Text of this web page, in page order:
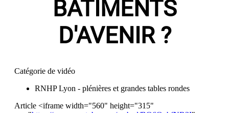
BÂTIMENTS
D'AVENIR ?
Catégorie de vidéo
RNHP Lyon - plénières et grandes tables rondes
Article <iframe width="560" height="315"